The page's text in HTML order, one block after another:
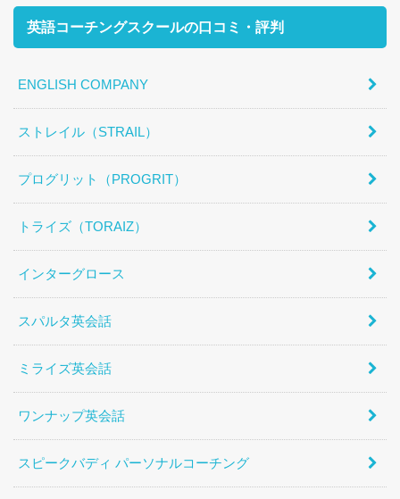
英語コーチングスクールの口コミ・評判
ENGLISH COMPANY
ストレイル（STRAIL）
プログリット（PROGRIT）
トライズ（TORAIZ）
インターグロース
スパルタ英会話
ミライズ英会話
ワンナップ英会話
スピークバディ パーソナルコーチング